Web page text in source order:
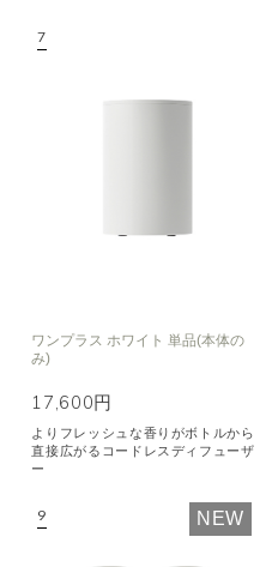
ワンプラス ホワイト 単品(本体の
み)
17,600円
よりフレッシュな香りがボトルから
直接広がるコードレスディフューザ
ー
NEW